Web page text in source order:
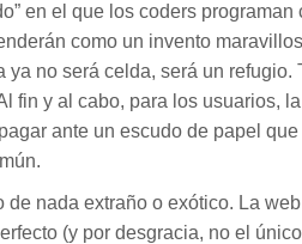
en el que los coders
como un invento
ya no será celda, será un refugio.
fin y al cabo, para los usuarios,
ante un escudo de papel
de nada extraño o exótico. La
(y por desgracia, no el